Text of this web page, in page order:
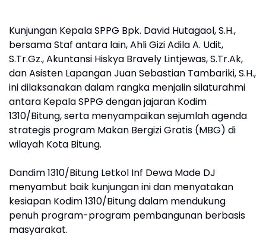
Kunjungan Kepala SPPG Bpk. David Hutagaol, S.H.,
bersama Staf antara lain, Ahli Gizi Adila A. Udit,
S.Tr.Gz., Akuntansi Hiskya Bravely Lintjewas, S.Tr.Ak,
dan Asisten Lapangan Juan Sebastian Tambariki, S.H.,
ini dilaksanakan dalam rangka menjalin silaturahmi
antara Kepala SPPG dengan jajaran Kodim
1310/Bitung, serta menyampaikan sejumlah agenda
strategis program Makan Bergizi Gratis (MBG) di
wilayah Kota Bitung.
Dandim 1310/Bitung Letkol Inf Dewa Made DJ
menyambut baik kunjungan ini dan menyatakan
kesiapan Kodim 1310/Bitung dalam mendukung
penuh program-program pembangunan berbasis
masyarakat.